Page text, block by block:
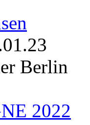
Berlin
2022